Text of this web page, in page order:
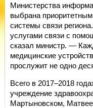
Министерства
выбрана
системы связи
услугами связи с
сказал министр. —
медицинские
прослужит не одно
Всего в 2017–2018
учреждение
Мартыновском,